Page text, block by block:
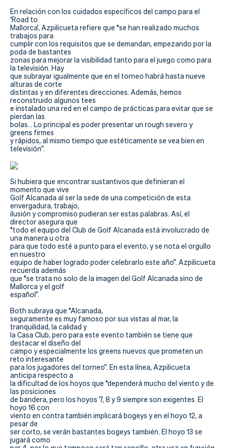
En relación con los cuidados específicos del campo para el
‘Road to
Mallorca’, Azpilicueta refiere que “se han realizado muchos
trabajos para
cumplir con los requisitos que se demandan, empezando por la
poda de bastantes
zonas para mejorar la visibilidad tanto para el juego como para
la televisión. Hay
que subrayar igualmente que en el torneo habrá hasta nueve
alturas de corte
distintas y en diferentes direcciones. Además, hemos
reconstruido algunos tees
e instalado una red en el campo de prácticas para evitar que se
pierdan las
bolas… Lo principal es poder presentar un rough severo y
greens firmes
y rápidos, al mismo tiempo que estéticamente se vea bien en
televisión”.
Si hubiera que encontrar sustantivos que definieran el
momento que vive
Golf Alcanada al ser la sede de una competición de esta
envergadura, trabajo,
ilusión y compromiso pudieran ser estas palabras. Así, el
director asegura que
“todo el equipo del Club de Golf Alcanada está involucrado de
una manera u otra
para que todo esté a punto para el evento, y se nota el orgullo
en nuestro
equipo de haber logrado poder celebrarlo este año”. Azpilicueta
recuerda además
que “se trata no solo de la imagen del Golf Alcanada sino de
Mallorca y el golf
español”.
Both subraya que “Alcanada,
seguramente es muy famoso por sus vistas al mar, la
tranquilidad, la calidad y
la Casa Club, pero para este evento también se tiene que
destacar el diseño del
campo y especialmente los greens nuevos que prometen un
reto interesante
para los jugadores del torneo”. En esta línea, Azpilicueta
anticipa respecto a
la dificultad de los hoyos que “dependerá mucho del viento y de
las posiciones
de bandera, pero los hoyos 7, 8 y 9 siempre son exigentes. El
hoyo 16 con
viento en contra también implicará bogeys y en el hoyo 12, a
pesar de
ser corto, se verán bastantes bogeys también. El hoyo 13 se
jugará como